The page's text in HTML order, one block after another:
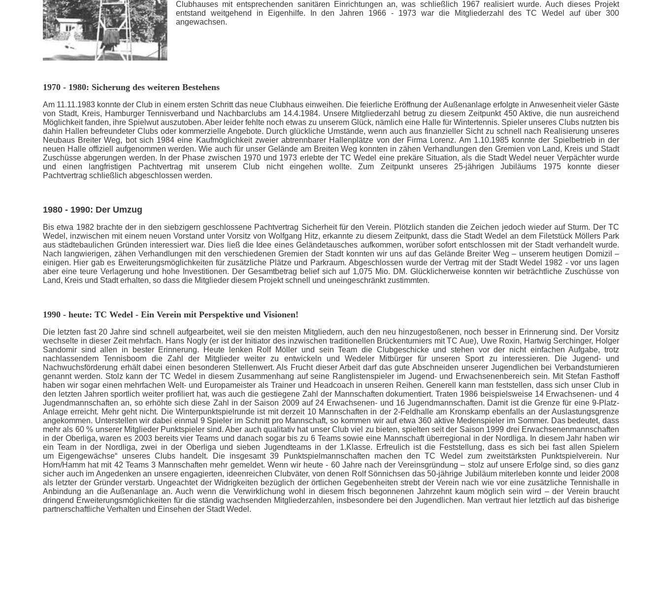
Clubhauses mit entsprechenden sanitären Einrichtungen an, was schließlich 1967 realisiert wurde. Auch dieses Projekt
entstand weitgehend in Eigenhilfe. In den Jahren 1966 - 1973 war die Mitgliederzahl des TC Wedel auf über 300
angewachsen.
1970 - 1980: Sicherung des weiteren Bestehens
Am 11.11.1983 konnte der Club in einem ersten Schritt das neue Clubhaus einweihen. Die feierliche Eröffnung der Außenanlage erfolgte in Anwesenheit vieler Gäste
von Stadt, Kreis, Hamburger Tennisverband und Nachbarclubs am 14.4.1984. Unsere Mitgliederzahl betrug zu diesem Zeitpunkt 450 Aktive, die nun ausreichend
Möglichkeit fanden, ihre Spielwut auszutoben. Aber leider fehlte noch etwas zu unserem Glück, nämlich eine Halle für Wintertennis. Spieler unseres Clubs nutzten bis
dahin Hallen befreundeter Clubs oder kommerzielle Angebote. Durch glückliche Umstände, wenn auch aus finanzieller Sicht zu schnell nach Realisierung unseres
Neubaus Breiter Weg, bot sich 1984 eine Kaufmöglichkeit zweier abtrennbarer Hallenplätze von der Firma Lorenz. Am 1.10.1985 konnte der Spielbetrieb in der
neuen Halle offiziell aufgenommen werden. Wie auch für unser Gelände am Breiten Weg konnten in zähen Verhandlungen den Gremien von Land, Kreis und Stadt
Zuschüsse abgerungen werden. In der Phase zwischen 1970 und 1973 erlebte der TC Wedel eine prekäre Situation, als die Stadt Wedel neuer Verpächter wurde
und einen langfristigen Pachtvertrag mit unserem Club nicht eingehen wollte. Zum Zeitpunkt unseres 25-jährigen Jubiläums 1975 konnte dieser
Pachtvertrag schließlich abgeschlossen werden.
1980 - 1990: Der Umzug
Bis etwa 1982 brachte der in den siebzigern geschlossene Pachtvertrag Sicherheit für den Verein. Plötzlich standen die Zeichen jedoch wieder auf Sturm. Der TC
Wedel, inzwischen mit einem neuen Vorstand unter Vorsitz von Wolfgang Hitz, erkannte zu diesem Zeitpunkt, dass die Stadt Wedel an dem Filetstück Möllers Park
aus städtebaulichen Gründen interessiert war. Dies ließ die Idee eines Geländetausches aufkommen, worüber sofort entschlossen mit der Stadt verhandelt wurde.
Nach langwierigen, zähen Verhandlungen mit den verschiedenen Gremien der Stadt konnten wir uns auf das Gelände Breiter Weg – unserem heutigen Domizil –
einigen. Hier gab es Erweiterungsmöglichkeiten für zusätzliche Plätze und Parkraum. Abgeschlossen wurde der Vertrag mit der Stadt Wedel 1982 - vor uns lagen
aber eine teure Verlagerung und hohe Investitionen. Der Gesamtbetrag belief sich auf 1,075 Mio. DM. Glücklicherweise konnten wir beträchtliche Zuschüsse von
Land, Kreis und Stadt erhalten, so dass die Mitglieder diesem Projekt schnell und uneingeschränkt zustimmten.
1990 - heute: TC Wedel - Ein Verein mit Perspektive und Visionen!
Die letzten fast 20 Jahre sind schnell aufgearbeitet, weil sie den meisten Mitgliedern, auch den neu hinzugestoßenen, noch besser in Erinnerung sind. Der Vorsitz
wechselte in dieser Zeit mehrfach. Hans Nogly (er ist der Initiator des inzwischen traditionellen Brückenturniers mit TC Aue), Uwe Roxin, Hartwig Serchinger, Holger
Sandomir sind allen in bester Erinnerung. Heute lenken Rolf Möller und sein Team die Clubgeschicke und stehen vor der nicht einfachen Aufgabe, trotz
nachlassendem Tennisboom die Zahl der Mitglieder weiter zu entwickeln und Wedeler Mitbürger für unseren Sport zu interessieren. Die Jugend- und
Nachwuchsförderung erhält dabei einen besonderen Stellenwert. Als Frucht dieser Arbeit darf das gute Abschneiden unserer Jugendlichen bei Verbandsturnieren
genannt werden. Stolz kann der TC Wedel in diesem Zusammenhang auf seine Ranglistenspieler im Jugend- und Erwachsenenbereich sein. Mit Stefan Fasthoff
haben wir sogar einen mehrfachen Welt- und Europameister als Trainer und Headcoach in unseren Reihen. Generell kann man feststellen, dass sich unser Club in
den letzten Jahren sportlich weiter profiliert hat, was auch die gestiegene Zahl der Mannschaften dokumentiert. Traten 1986 beispielsweise 14 Erwachsenen- und 4
Jugendmannschaften an, so erhöhte sich diese Zahl in der Saison 2009 auf 24 Erwachsenen- und 16 Jugendmannschaften. Damit ist die Grenze für eine 9-Platz-
Anlage erreicht. Mehr geht nicht. Die Winterpunktspielrunde ist mit derzeit 10 Mannschaften in der 2-Feldhalle am Kronskamp ebenfalls an der Auslastungsgrenze
angekommen. Unterstellen wir dabei einmal 9 Spieler im Schnitt pro Mannschaft, so kommen wir auf etwa 360 aktive Medenspieler im Sommer. Das bedeutet, dass
mehr als 60 % unserer Mitglieder Punktspieler sind. Aber auch qualitativ hat unser Club viel zu bieten, spielten seit der Saison 1999 drei Erwachsenenmannschaften
in der Oberliga, waren es 2003 bereits vier Teams und danach sogar bis zu 6 Teams sowie eine Mannschaft überregional in der Nordliga. In diesem Jahr haben wir
ein Team in der Nordliga, zwei in der Oberliga und sieben Jugendteams in der 1.Klasse. Erfreulich ist die Feststellung, dass es sich bei fast allen Spielern
um Eigengewächse“ unseres Clubs handelt. Die insgesamt 39 Punktspielmannschaften machen den TC Wedel zum zweitstärksten Punktspielverein. Nur
Horn/Hamm hat mit 42 Teams 3 Mannschaften mehr gemeldet. Wenn wir heute - 60 Jahre nach der Vereinsgründung – stolz auf unsere Erfolge sind, so dies ganz
sicher auch im Angedenken an unsere engagierten, ideenreichen Clubväter, von denen Rolf Sönnichsen das 50-jährige Jubiläum miterleben konnte und leider 2008
als letzter der Gründer verstarb. Ungeachtet der Widrigkeiten bezüglich der örtlichen Gegebenheiten strebt der Verein nach wie vor eine zusätzliche Tennishalle in
Anbindung an die Außenanlage an. Auch wenn die Verwirklichung wohl in diesem frisch begonnenen Jahrzehnt kaum möglich sein wird – der Verein braucht
dringend Erweiterungsmöglichkeiten für die ständig wachsenden Mitgliederzahlen, insbesondere bei den Jugendlichen. Man vertraut hier letztlich auf das bisherige
partnerschaftliche Verhalten und Einsehen der Stadt Wedel.